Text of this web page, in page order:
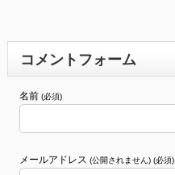
コメントフォーム
名前 (必須)
メールアドレス (公開されません) (必須)